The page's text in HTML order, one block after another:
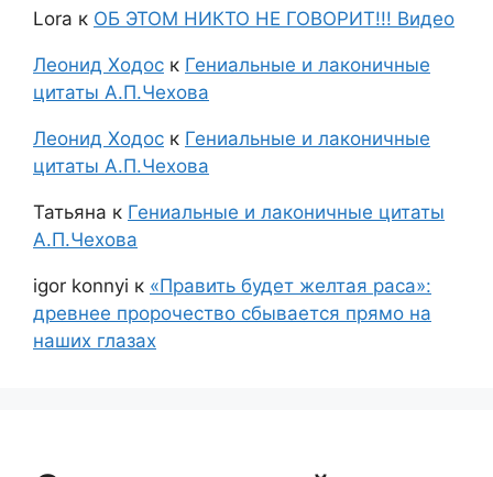
Lora к ОБ ЭТОМ НИКТО НЕ ГОВОРИТ!!! Видео
Леонид Ходос к Гениальные и лаконичные
цитаты А.П.Чехова
Леонид Ходос к Гениальные и лаконичные
цитаты А.П.Чехова
Татьяна к Гениальные и лаконичные цитаты
А.П.Чехова
igor konnyi к «Править будет желтая раса»:
древнее пророчество сбывается прямо на
наших глазах